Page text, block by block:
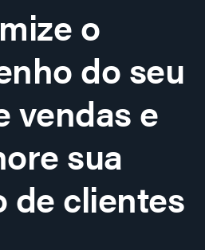
o
do seu
vendas e
sua
de clientes